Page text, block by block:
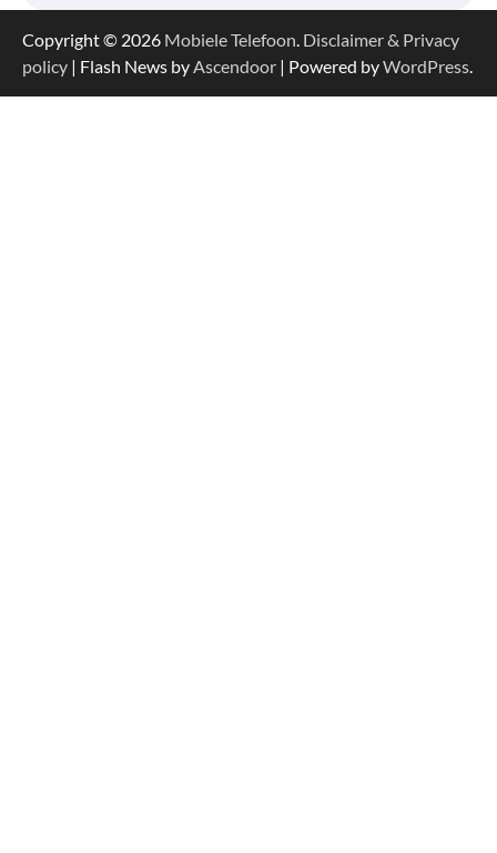
Copyright © 2026 Mobiele Telefoon. Disclaimer & Privacy
policy | Flash News byAscendoor | Powered byWordPress.